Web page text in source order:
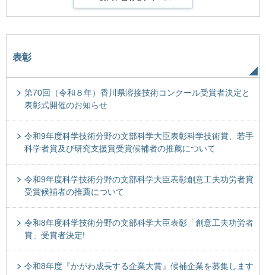
表彰
第70回（令和８年）香川県溶接技術コンクール受賞者決定と
表彰式開催のお知らせ
令和9年度科学技術分野の文部科学大臣表彰科学技術賞、若手
科学者賞及び研究支援賞受賞候補者の推薦について
令和9年度科学技術分野の文部科学大臣表彰創意工夫功労者賞
受賞候補者の推薦について
令和8年度科学技術分野の文部科学大臣表彰「創意工夫功労者
賞」受賞者決定!
令和8年度『かがわ成長する企業大賞』候補企業を募集します